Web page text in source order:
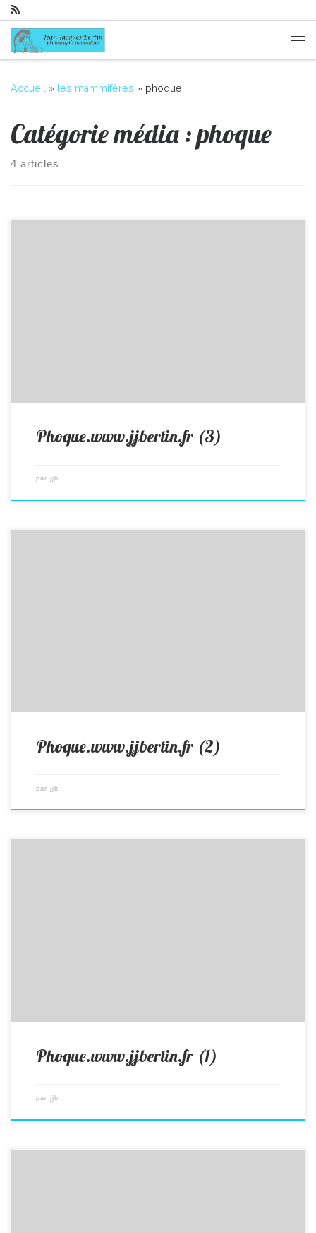
Passer au contenu
Accueil » les mammifères » phoque
Catégorie média :phoque
4 articles
Phoque.www.jjbertin.fr (3)
par jjb
Phoque.www.jjbertin.fr (2)
par jjb
Phoque.www.jjbertin.fr (1)
par jjb